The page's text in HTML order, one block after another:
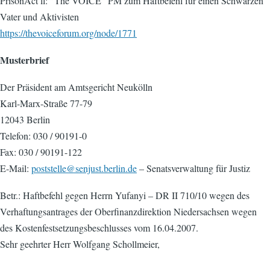
Vater und Aktivisten
https://thevoiceforum.org/node/1771
Musterbrief
Der Präsident am Amtsgericht Neukölln
Karl-Marx-Straße 77-79
12043 Berlin
Telefon: 030 / 90191-0
Fax: 030 / 90191-122
E-Mail: poststelle@senjust.berlin.de– Senatsverwaltung für Justiz
Betr.: Haftbefehl gegen Herrn Yufanyi – DR II 710/10 wegen des
Verhaftungsantrages der Oberfinanzdirektion Niedersachsen wegen
des Kostenfestsetzungsbeschlusses vom 16.04.2007.
Sehr geehrter Herr Wolfgang Schollmeier,